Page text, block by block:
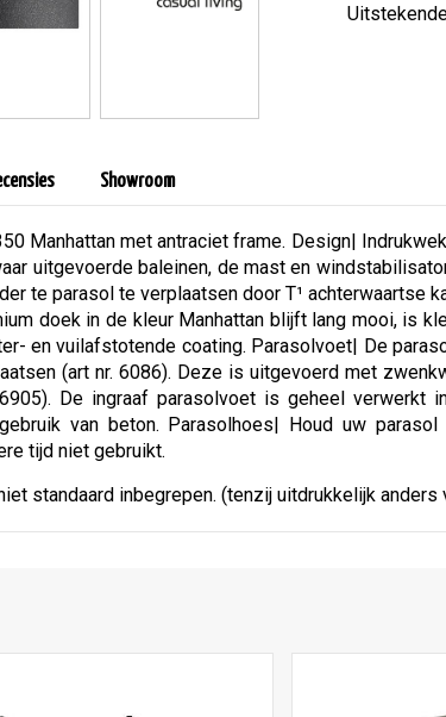
Showroom
Manhattan met antraciet frame. Design|
uitgevoerde baleinen, de mast en
te parasol te verplaatsen door T¹ achterwaartse
doek in de kleur Manhattan blijft lang mooi, is
en vuilafstotende coating. Parasolvoet| De
(art nr. 6086). Deze is uitgevoerd met
De ingraaf parasolvoet is geheel
van beton. Parasolhoes| Houd uw
tijd niet gebruikt.
standaard inbegrepen. (tenzij uitdrukkelijk anders